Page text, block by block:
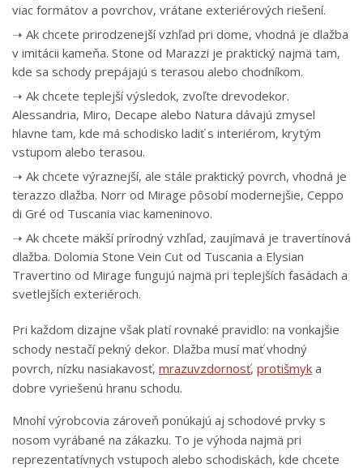
viac formátov a povrchov, vrátane exteriérových riešení.
➝ Ak chcete prirodzenejší vzhľad pri dome, vhodná je dlažba
v imitácii kameňa. Stone od Marazzi je praktický najmä tam,
kde sa schody prepájajú s terasou alebo chodníkom.
➝ Ak chcete teplejší výsledok, zvoľte drevodekor.
Alessandria, Miro, Decape alebo Natura dávajú zmysel
hlavne tam, kde má schodisko ladiť s interiérom, krytým
vstupom alebo terasou.
➝ Ak chcete výraznejší, ale stále praktický povrch, vhodná je
terazzo dlažba. Norr od Mirage pôsobí modernejšie, Ceppo
di Gré od Tuscania viac kameninovo.
➝ Ak chcete mäkší prírodný vzhľad, zaujímavá je travertínová
dlažba. Dolomia Stone Vein Cut od Tuscania a Elysian
Travertino od Mirage fungujú najmä pri teplejších fasádach a
svetlejších exteriéroch.
Pri každom dizajne však platí rovnaké pravidlo: na vonkajšie
schody nestačí pekný dekor. Dlažba musí mať vhodný
povrch, nízku nasiakavosť, mrazuvzdornosť, protišmyk a
dobre vyriešenú hranu schodu.
Mnohí výrobcovia zároveň ponúkajú aj schodové prvky s
nosom vyrábané na zákazku. To je výhoda najmä pri
reprezentatívnych vstupoch alebo schodiskách, kde chcete